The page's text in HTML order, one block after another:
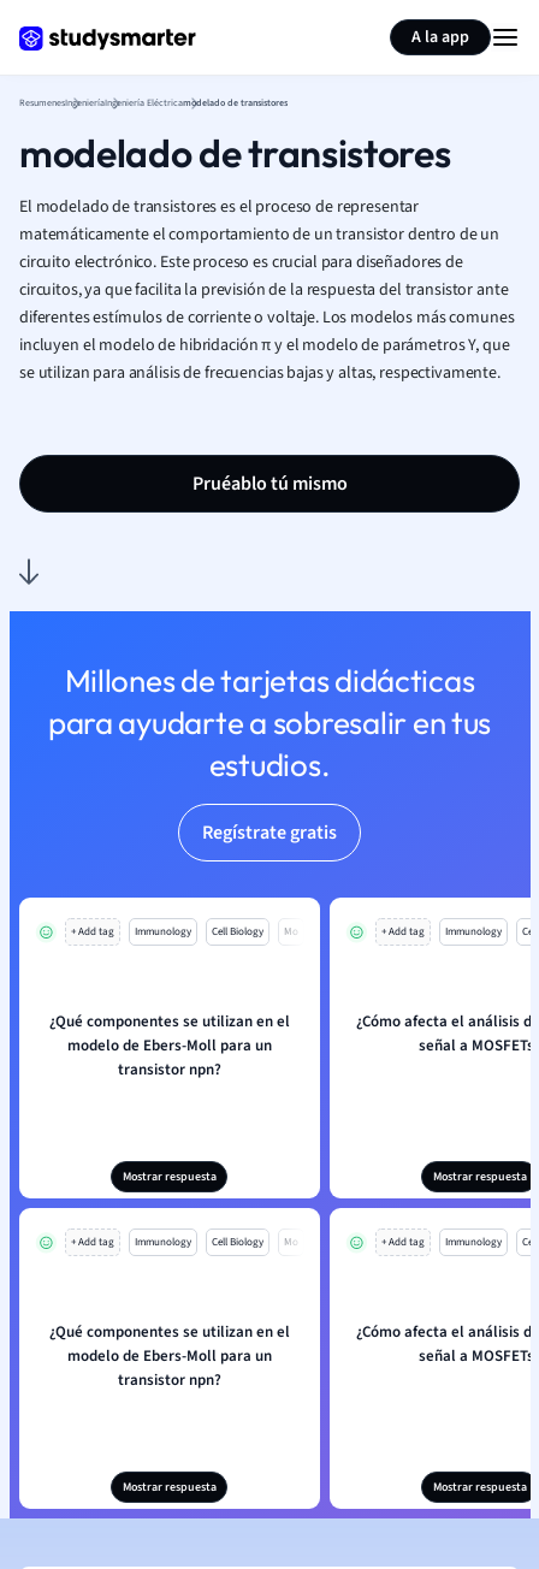
A la app
ResumenesIngenieríaIngeniería Eléctricamodelado de transistores
modelado de transistores
El modelado de transistores es el proceso de representar
matemáticamente el comportamiento de un transistor dentro de un
circuito electrónico. Este proceso es crucial para diseñadores de
circuitos, ya que facilita la previsión de la respuesta del transistor ante
diferentes estímulos de corriente o voltaje. Los modelos más comunes
incluyen el modelo de hibridación π y el modelo de parámetros Y, que
se utilizan para análisis de frecuencias bajas y altas, respectivamente.
Pruéablo tú mismo
Millones de tarjetas didácticas
para ayudarte a sobresalir en tus
estudios.
Regístrate gratis
+ Add tag Immunology Cell Biology Mo
¿Qué componentes se utilizan en el
modelo de Ebers-Moll para un
transistor npn?
Mostrar respuesta
+ Add tag Immunology
¿Cómo afecta el análisis
señal a
Mostrar respuesta
+ Add tag Immunology Cell Biology Mo
¿Qué componentes se utilizan en el
modelo de Ebers-Moll para un
transistor npn?
Mostrar respuesta
+ Add tag Immunology
¿Cómo afecta el análisis
señal a
Mostrar respuesta
Resumir página